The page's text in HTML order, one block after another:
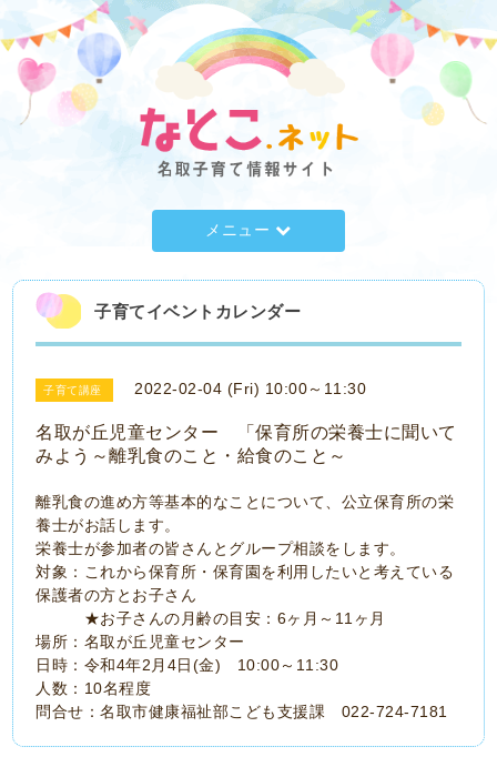
メニュー
子育てイベントカレンダー
子育て講座 2022-02-04 (Fri) 10:00～11:30
名取が丘児童センター 「保育所の栄養士に聞いて
みよう～離乳食のこと・給食のこと～
離乳食の進め方等基本的なことについて、公立保育所の栄
養士がお話します。
栄養士が参加者の皆さんとグループ相談をします。
対象：これから保育所・保育園を利用したいと考えている
保護者の方とお子さん
★お子さんの月齢の目安：6ヶ月～11ヶ月
場所：名取が丘児童センター
日時：令和4年2月4日(金) 10:00～11:30
人数：10名程度
問合せ：名取市健康福祉部こども支援課 022-724-7181